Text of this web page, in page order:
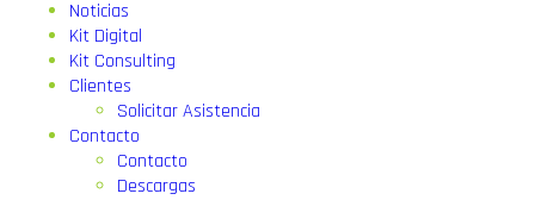
Noticias
Kit Digital
Kit Consulting
Clientes
Solicitar Asistencia
Contacto
Contacto
Descargas